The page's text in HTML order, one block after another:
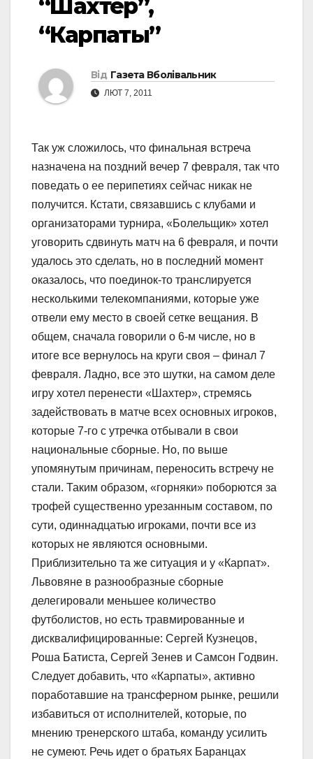
“Шахтер”,
“Карпаты”
Від Газета Вболівальник
ЛЮТ 7, 2011
Так уж сложилось, что финальная встреча
назначена на поздний вечер 7 февраля, так что
поведать о ее перипетиях сейчас никак не
получится. Кстати, связавшись с клубами и
организаторами турнира, «Болельщик» хотел
уговорить сдвинуть матч на 6 февраля, и почти
удалось это сделать, но в последний момент
оказалось, что поединок-то транслируется
несколькими телекомпаниями, которые уже
отвели ему место в своей сетке вещания. В
общем, сначала говорили о 6-м числе, но в
итоге все вернулось на круги своя – финал 7
февраля. Ладно, все это шутки, на самом деле
игру хотел перенести «Шахтер», стремясь
задействовать в матче всех основных игроков,
которые 7-го с утречка отбывали в свои
национальные сборные. Но, по выше
упомянутым причинам, переносить встречу не
стали. Таким образом, «горняки» поборются за
трофей существенно урезанным составом, по
сути, одиннадцатью игроками, почти все из
которых не являются основными.
Приблизительно та же ситуация и у «Карпат».
Львовяне в разнообразные сборные
делегировали меньшее количество
футболистов, но есть травмированные и
дисквалифицированные: Сергей Кузнецов,
Роша Батиста, Сергей Зенев и Самсон Годвин.
Следует добавить, что «Карпаты», активно
поработавшие на трансферном рынке, решили
избавиться от исполнителей, которые, по
мнению тренерского штаба, команду усилить
не сумеют. Речь идет о братьях Баранцах